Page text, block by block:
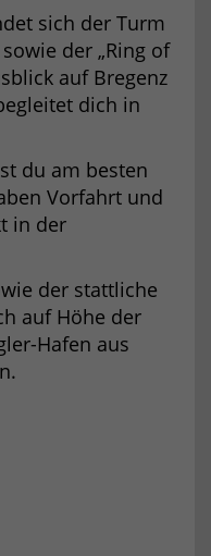
sich der Turm
der „Ring of
auf Bregenz
dich in
du am besten
Vorfahrt und
in der
der stattliche
auf Höhe der
Hafen aus